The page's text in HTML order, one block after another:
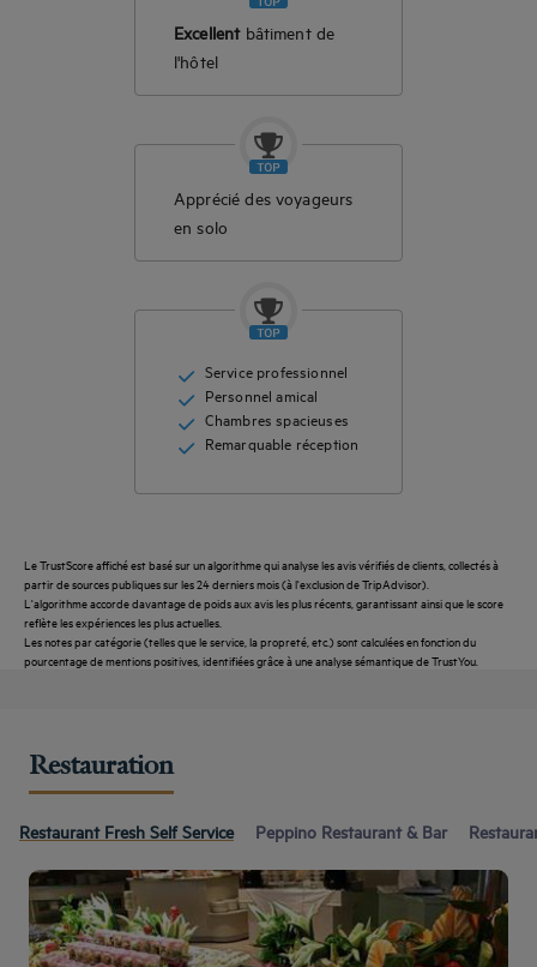
Excellentbâtiment de
l'hôtel
Apprécié des voyageurs
en solo
Service professionnel
Personnel amical
Chambres spacieuses
Remarquable réception
Le TrustScore affiché est basé sur un algorithme qui analyse les avis vérifiés de clients, collectés à
partir de sources publiques sur les 24 derniers mois (à l'exclusion de TripAdvisor).
L'algorithme accorde davantage de poids aux avis les plus récents, garantissant ainsi que le score
reflète les expériences les plus actuelles.
Les notes par catégorie (telles que le service, la propreté, etc.) sont calculées en fonction du
pourcentage de mentions positives, identifiées grâce à une analyse sémantique de TrustYou.
Restauration
Restaurant Fresh Self Service Peppino Restaurant & Bar